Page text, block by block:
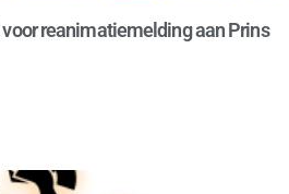
reanimatiemelding aan Prins